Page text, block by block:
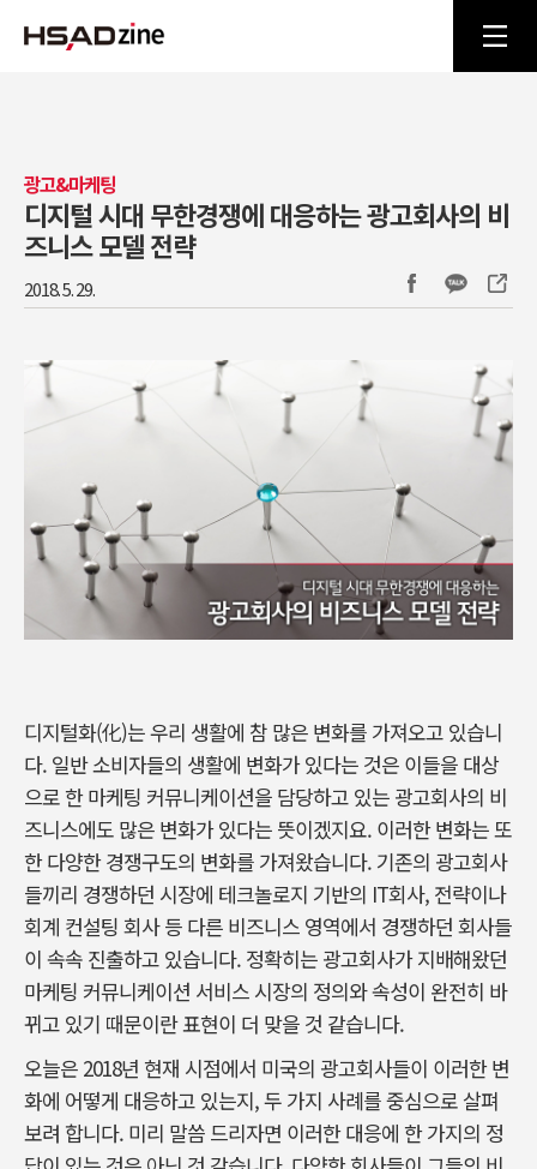
광고&마케팅
디지털 시대 무한경쟁에 대응하는 광고회사의 비
즈니스 모델 전략
2018. 5. 29.
디지털화(化)는 우리 생활에 참 많은 변화를 가져오고 있습니
다. 일반 소비자들의 생활에 변화가 있다는 것은 이들을 대상
으로 한 마케팅 커뮤니케이션을 담당하고 있는 광고회사의 비
즈니스에도 많은 변화가 있다는 뜻이겠지요. 이러한 변화는 또
한 다양한 경쟁구도의 변화를 가져왔습니다. 기존의 광고회사
들끼리 경쟁하던 시장에 테크놀로지 기반의 IT회사, 전략이나
회계 컨설팅 회사 등 다른 비즈니스 영역에서 경쟁하던 회사들
이 속속 진출하고 있습니다. 정확히는 광고회사가 지배해왔던
마케팅 커뮤니케이션 서비스 시장의 정의와 속성이 완전히 바
뀌고 있기 때문이란 표현이 더 맞을 것 같습니다.
오늘은 2018년 현재 시점에서 미국의 광고회사들이 이러한 변
화에 어떻게 대응하고 있는지, 두 가지 사례를 중심으로 살펴
보려 합니다. 미리 말씀 드리자면 이러한 대응에 한 가지의 정